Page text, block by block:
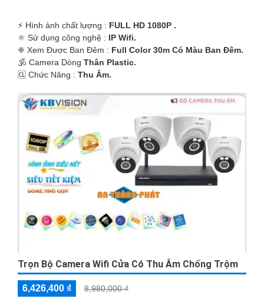
️⚡ Hình ảnh chất lượng : FULL HD 1080P .
⚛️ Sử dụng công nghệ : IP Wifi.
❈ Xem Được Ban Đêm : Full Color 30m Có Màu Ban Ðêm.
🕉️ Camera Dòng Thân Plastic.
️🆑 Chức Năng : Thu Âm.
Trọn Bộ Camera Wifi Cửa Có Thu Âm Chống Trộm
6,426,400 ₫ 8,980,000 ₫